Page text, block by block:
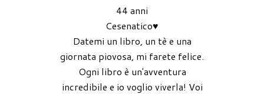
44 anni
Cesenatico♥
Datemi un libro, un tè e una
giornata piovosa, mi farete felice.
Ogni libro è un'avventura
incredibile e io voglio viverla! Voi